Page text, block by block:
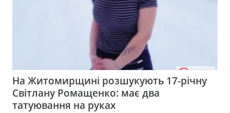
На Житомирщині розшукують 17-річну
Світлану Ромащенко: має два
татуювання на руках